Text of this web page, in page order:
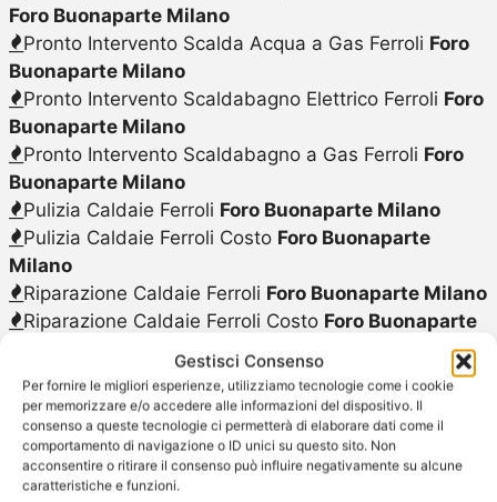
Gestisci Consenso
Per fornire le migliori esperienze, utilizziamo tecnologie come i cookie
per memorizzare e/o accedere alle informazioni del dispositivo. Il
consenso a queste tecnologie ci permetterà di elaborare dati come il
comportamento di navigazione o ID unici su questo sito. Non
acconsentire o ritirare il consenso può influire negativamente su alcune
caratteristiche e funzioni.
Foro Buonaparte Milano
Pronto Intervento Scalda Acqua a Gas Ferroli Foro
Buonaparte Milano
Pronto Intervento Scaldabagno Elettrico Ferroli Foro
Buonaparte Milano
Pronto Intervento Scaldabagno a Gas Ferroli Foro
Buonaparte Milano
Pulizia Caldaie Ferroli Foro Buonaparte Milano
Pulizia Caldaie Ferroli Costo Foro Buonaparte
Milano
Riparazione Caldaie Ferroli Foro Buonaparte Milano
Riparazione Caldaie Ferroli Costo Foro Buonaparte
Riparazione Caldaie Ferroli Preventivo
Buonaparte Milano
Scaldabagno a Gas Ferroli RiparazioneForo
Buonaparte Milano
Scaldabagno a Gas Ferroli